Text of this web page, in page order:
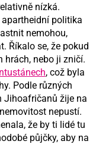
nízká.
politika
nemohou,
Říkalo se, že pokud
hrách, nebo ji zničí.
, což byla
Podle různých
Jihoafričanů žije na
nepustí.
že by ti lidé tu
půjčky, aby na